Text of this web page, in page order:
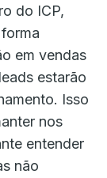
do ICP,
em vendas
estarão
Isso
nos
entender
não